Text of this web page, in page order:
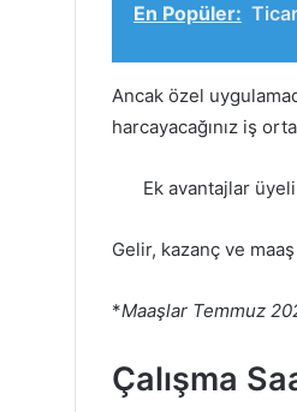
En Popüler:
Ancak özel
harcayacağınız iş
Ek avantajlar
Gelir, kazanç ve
*Maaşlar Temmuz
Çalışma